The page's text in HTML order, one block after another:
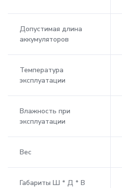
Допустимая длина
аккумуляторов
Температура
эксплуатации
Влажность при
эксплуатации
Вес
Габариты Ш * Д * В